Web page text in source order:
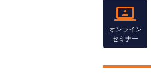
オンライン
セミナー